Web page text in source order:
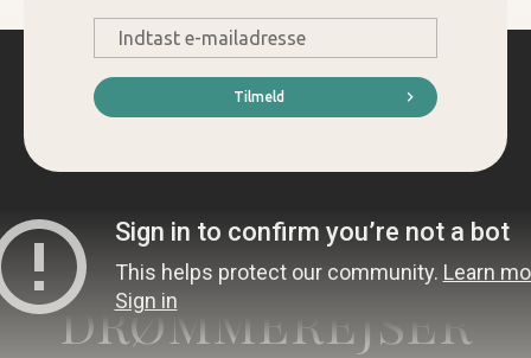
mail
*
Tilmeld
DRØMMEREJSER